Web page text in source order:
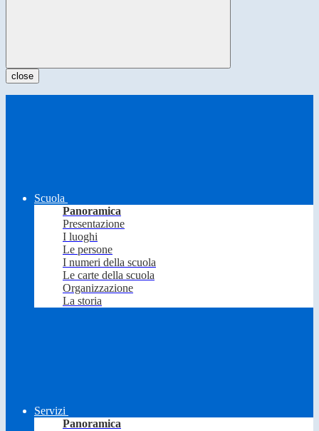
close
Scuola
Panoramica
Presentazione
I luoghi
Le persone
I numeri della scuola
Le carte della scuola
Organizzazione
La storia
Servizi
Panoramica